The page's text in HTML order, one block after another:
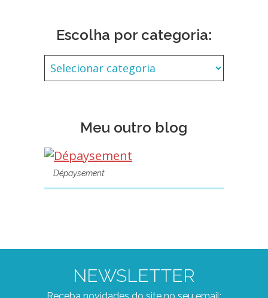
Escolha por categoria:
Meu outro blog
Dépaysement
NEWSLETTER